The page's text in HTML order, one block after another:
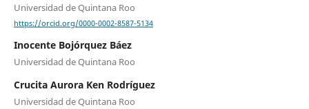
Universidad de Quintana Roo
https://orcid.org/0000-0002-8587-5134
Inocente Bojórquez Báez
Universidad de Quintana Roo
Crucita Aurora Ken Rodríguez
Universidad de Quintana Roo